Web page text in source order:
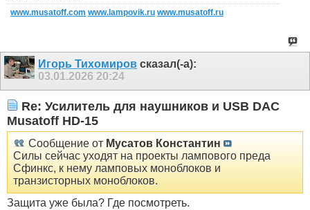
www.musatoff.com www.lampovik.ru www.musatoff.ru
Игорь Тихомиров сказал(-а):
03.01.2026 20:24
Re: Усилитель для наушников и USB DAC
Musatoff HD-15
Сообщение от Мусатов Константин
Силы сейчас уходят на проекты лампового преда
Сфинкс, к нему ламповых моноблоков и
транзисторных моноблоков.
Защита уже была? Где посмотреть.